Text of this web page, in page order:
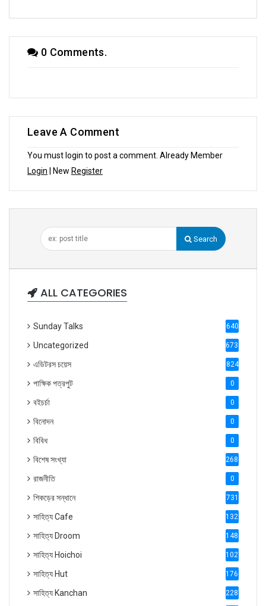
0 Comments.
Leave A Comment
You must login to post a comment. Already Member
Login | New Register
Search
ALL CATEGORIES
Sunday Talks 640
Uncategorized 6738
এডিটরস চয়েস 824
পাক্ষিক পত্রপুট 0
বইচর্চা 0
বিনোদন 0
বিবিধ 0
বিশেষ সংখ্যা 2686
রাজনীতি 0
শিকড়ের সন্ধানে 731
সাহিত্য Cafe 1321
সাহিত্য Droom 1488
সাহিত্য Hoichoi 1027
সাহিত্য Hut 1769
সাহিত্য Kanchan 2287